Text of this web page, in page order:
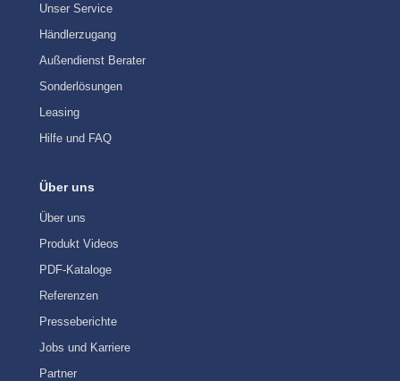
Unser Service
Händlerzugang
Außendienst Berater
Sonderlösungen
Leasing
Hilfe und FAQ
Über uns
Über uns
Produkt Videos
PDF-Kataloge
Referenzen
Presseberichte
Jobs und Karriere
Partner